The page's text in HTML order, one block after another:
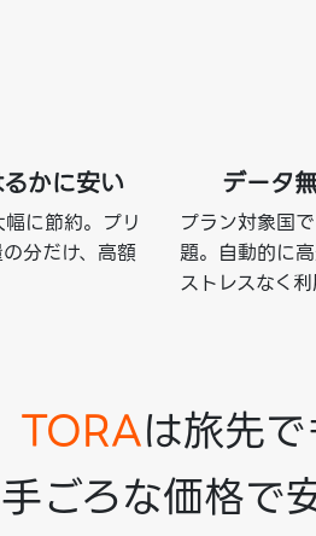
かに安い
に節約。プリ
分だけ、高額
データ
プラン対象国
題。自動的に
ストレスなく利
TORAは旅先
手ごろな価格で